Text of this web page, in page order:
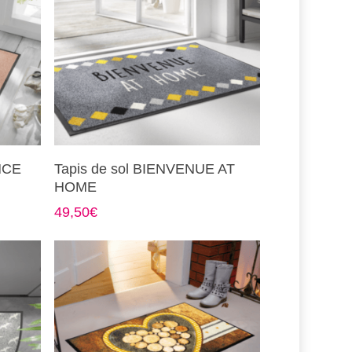
Choix Des Options
produit
a
plusieurs
options
peuvent
être
choisies
Tapis de sol BIENVENUE AT
HOME
49,50€